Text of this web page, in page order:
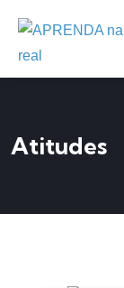
Atitudes